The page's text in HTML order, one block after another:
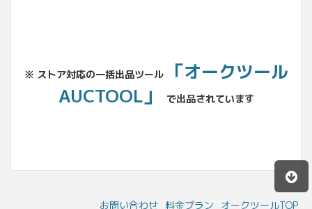
※ ストア対応の一括出品ツール
「オークツール
AUCTOOL」
で出品されています
お問い合わせ 料金プラン オークツールTOP